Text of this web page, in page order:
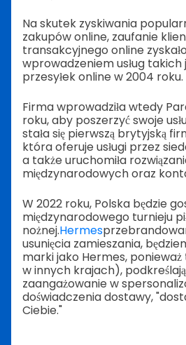
Na skutek zyskiwania
zakupów online, zaufanie
transakcyjnego online
wprowadzeniem usług takich
przesyłek online w 2004 roku.
Firma wprowadziła wtedy
roku, aby poszerzyć swoje
stała się pierwszą brytyjską
która oferuje usługi przez
a także uruchomiła
międzynarodowych oraz
W 2022 roku, Polska będzie
międzynarodowego turnieju
nożnej.Hermes
usunięcia zamieszania,
marki jako Hermes,
w innych krajach),
zaangażowanie w
doświadczenia dostawy,
Ciebie."